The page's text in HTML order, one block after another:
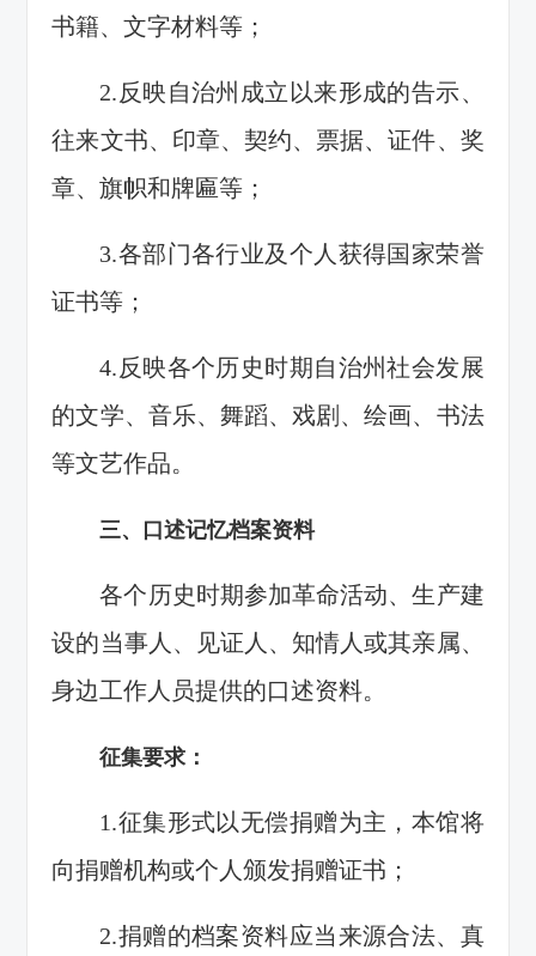
书籍、文字材料等；
2.反映自治州成立以来形成的告示、
往来文书、印章、契约、票据、证件、奖
章、旗帜和牌匾等；
3.各部门各行业及个人获得国家荣誉
证书等；
4.反映各个历史时期自治州社会发展
的文学、音乐、舞蹈、戏剧、绘画、书法
等文艺作品。
三、口述记忆档案资料
各个历史时期参加革命活动、生产建
设的当事人、见证人、知情人或其亲属、
身边工作人员提供的口述资料。
征集要求：
1.征集形式以无偿捐赠为主，本馆将
向捐赠机构或个人颁发捐赠证书；
2.捐赠的档案资料应当来源合法、真